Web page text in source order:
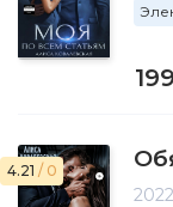
4.21 / 0
2022